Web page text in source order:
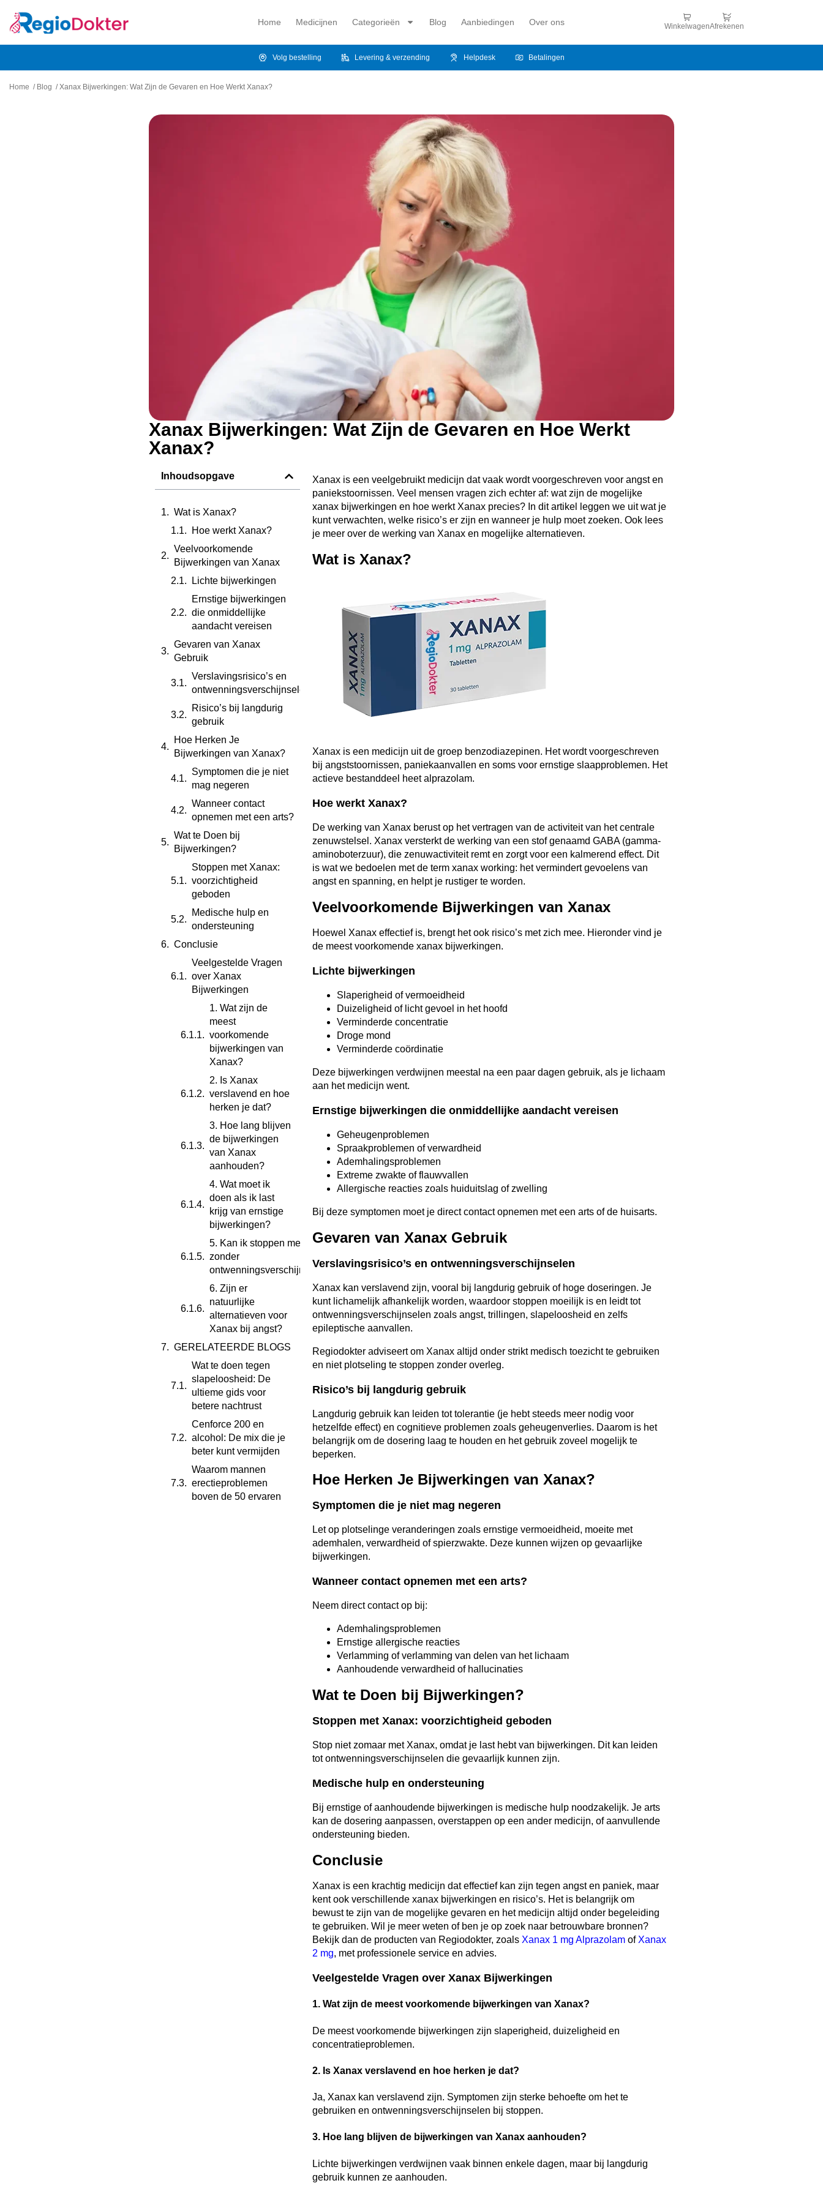
Home Medicijnen Categorieën Blog Aanbiedingen Over ons WinkelwagenAfrekenen
Volg bestelling Levering & verzending Helpdesk Betalingen
Home / Blog /Xanax Bijwerkingen: Wat Zijn de Gevaren en Hoe Werkt Xanax?
Xanax Bijwerkingen: Wat Zijn de Gevaren en Hoe Werkt
Xanax?
Inhoudsopgave
Wat is Xanax?
Hoe werkt Xanax?
Veelvoorkomende
Bijwerkingen van Xanax
Lichte bijwerkingen
Ernstige bijwerkingen
die onmiddellijke
aandacht vereisen
Gevaren van Xanax
Gebruik
Verslavingsrisico’s en
ontwenningsverschijnselen
Risico’s bij langdurig
gebruik
Hoe Herken Je
Bijwerkingen van Xanax?
Symptomen die je niet
mag negeren
Wanneer contact
opnemen met een arts?
Wat te Doen bij
Bijwerkingen?
Stoppen met Xanax:
voorzichtigheid
geboden
Medische hulp en
ondersteuning
Conclusie
Veelgestelde Vragen
over Xanax
Bijwerkingen
1. Wat zijn de
meest
voorkomende
bijwerkingen van
Xanax?
2. Is Xanax
verslavend en hoe
herken je dat?
3. Hoe lang blijven
de bijwerkingen
van Xanax
aanhouden?
4. Wat moet ik
doen als ik last
krijg van ernstige
bijwerkingen?
5. Kan ik stoppen met Xanax
zonder
ontwenningsverschijnselen?
6. Zijn er
natuurlijke
alternatieven voor
Xanax bij angst?
GERELATEERDE BLOGS
Wat te doen tegen
slapeloosheid: De
ultieme gids voor
betere nachtrust
Cenforce 200 en
alcohol: De mix die je
beter kunt vermijden
Waarom mannen
erectieproblemen
boven de 50 ervaren
Xanax is een veelgebruikt medicijn dat vaak wordt voorgeschreven voor angst en
paniekstoornissen. Veel mensen vragen zich echter af: wat zijn de mogelijke
xanax bijwerkingen en hoe werkt Xanax precies? In dit artikel leggen we uit wat je
kunt verwachten, welke risico’s er zijn en wanneer je hulp moet zoeken. Ook lees
je meer over de werking van Xanax en mogelijke alternatieven.
Wat is Xanax?
Xanax is een medicijn uit de groep benzodiazepinen. Het wordt voorgeschreven
bij angststoornissen, paniekaanvallen en soms voor ernstige slaapproblemen. Het
actieve bestanddeel heet alprazolam.
Hoe werkt Xanax?
De werking van Xanax berust op het vertragen van de activiteit van het centrale
zenuwstelsel. Xanax versterkt de werking van een stof genaamd GABA (gamma-
aminoboterzuur), die zenuwactiviteit remt en zorgt voor een kalmerend effect. Dit
is wat we bedoelen met de term xanax working: het vermindert gevoelens van
angst en spanning, en helpt je rustiger te worden.
Veelvoorkomende Bijwerkingen van Xanax
Hoewel Xanax effectief is, brengt het ook risico’s met zich mee. Hieronder vind je
de meest voorkomende xanax bijwerkingen.
Lichte bijwerkingen
Slaperigheid of vermoeidheid
Duizeligheid of licht gevoel in het hoofd
Verminderde concentratie
Droge mond
Verminderde coördinatie
Deze bijwerkingen verdwijnen meestal na een paar dagen gebruik, als je lichaam
aan het medicijn went.
Ernstige bijwerkingen die onmiddellijke aandacht vereisen
Geheugenproblemen
Spraakproblemen of verwardheid
Ademhalingsproblemen
Extreme zwakte of flauwvallen
Allergische reacties zoals huiduitslag of zwelling
Bij deze symptomen moet je direct contact opnemen met een arts of de huisarts.
Gevaren van Xanax Gebruik
Verslavingsrisico’s en ontwenningsverschijnselen
Xanax kan verslavend zijn, vooral bij langdurig gebruik of hoge doseringen. Je
kunt lichamelijk afhankelijk worden, waardoor stoppen moeilijk is en leidt tot
ontwenningsverschijnselen zoals angst, trillingen, slapeloosheid en zelfs
epileptische aanvallen.
Regiodokter adviseert om Xanax altijd onder strikt medisch toezicht te gebruiken
en niet plotseling te stoppen zonder overleg.
Risico’s bij langdurig gebruik
Langdurig gebruik kan leiden tot tolerantie (je hebt steeds meer nodig voor
hetzelfde effect) en cognitieve problemen zoals geheugenverlies. Daarom is het
belangrijk om de dosering laag te houden en het gebruik zoveel mogelijk te
beperken.
Hoe Herken Je Bijwerkingen van Xanax?
Symptomen die je niet mag negeren
Let op plotselinge veranderingen zoals ernstige vermoeidheid, moeite met
ademhalen, verwardheid of spierzwakte. Deze kunnen wijzen op gevaarlijke
bijwerkingen.
Wanneer contact opnemen met een arts?
Neem direct contact op bij:
Ademhalingsproblemen
Ernstige allergische reacties
Verlamming of verlamming van delen van het lichaam
Aanhoudende verwardheid of hallucinaties
Wat te Doen bij Bijwerkingen?
Stoppen met Xanax: voorzichtigheid geboden
Stop niet zomaar met Xanax, omdat je last hebt van bijwerkingen. Dit kan leiden
tot ontwenningsverschijnselen die gevaarlijk kunnen zijn.
Medische hulp en ondersteuning
Bij ernstige of aanhoudende bijwerkingen is medische hulp noodzakelijk. Je arts
kan de dosering aanpassen, overstappen op een ander medicijn, of aanvullende
ondersteuning bieden.
Conclusie
Xanax is een krachtig medicijn dat effectief kan zijn tegen angst en paniek, maar
kent ook verschillende xanax bijwerkingen en risico’s. Het is belangrijk om
bewust te zijn van de mogelijke gevaren en het medicijn altijd onder begeleiding
te gebruiken. Wil je meer weten of ben je op zoek naar betrouwbare bronnen?
Bekijk dan de producten van Regiodokter, zoals Xanax 1 mg Alprazolam ofXanax
2 mg, met professionele service en advies.
Veelgestelde Vragen over Xanax Bijwerkingen
1.Wat zijn de meest voorkomende bijwerkingen van Xanax?
De meest voorkomende bijwerkingen zijn slaperigheid, duizeligheid en
concentratieproblemen.
2. Is Xanax verslavend en hoe herken je dat?
Ja, Xanax kan verslavend zijn. Symptomen zijn sterke behoefte om het te
gebruiken en ontwenningsverschijnselen bij stoppen.
3. Hoe lang blijven de bijwerkingen van Xanax aanhouden?
Lichte bijwerkingen verdwijnen vaak binnen enkele dagen, maar bij langdurig
gebruik kunnen ze aanhouden.